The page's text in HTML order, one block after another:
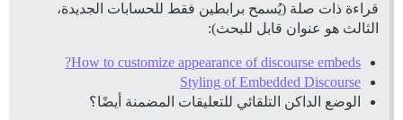
قراءة ذات صلة (يُسمح برابطين فقط للحسابات الجديدة،
الثالث هو عنوان قابل للبحث):
How to customize appearance of discourse embeds?
Styling of Embedded Discourse
الوضع الداكن التلقائي للتعليقات المضمنة أيضًا؟